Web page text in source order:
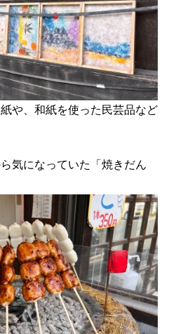
や、和紙を使った民芸品など
気になっていた「焼きだん